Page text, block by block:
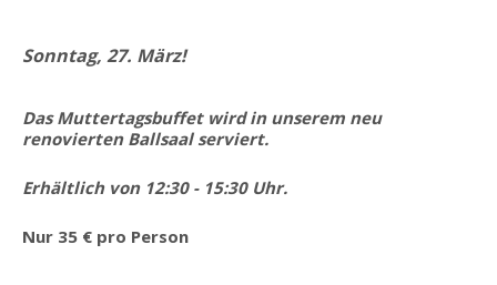
Sonntag, 27. März!
Das Muttertagsbuffet wird in unserem neu
renovierten Ballsaal serviert.
Erhältlich von 12:30 - 15:30 Uhr.
Nur 35 € pro Person